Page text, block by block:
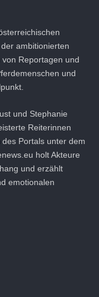
ambitionierten
Reportagen und
und
und Stephanie
Reiterinnen
Portals unter dem
holt Akteure
und erzählt
emotionalen